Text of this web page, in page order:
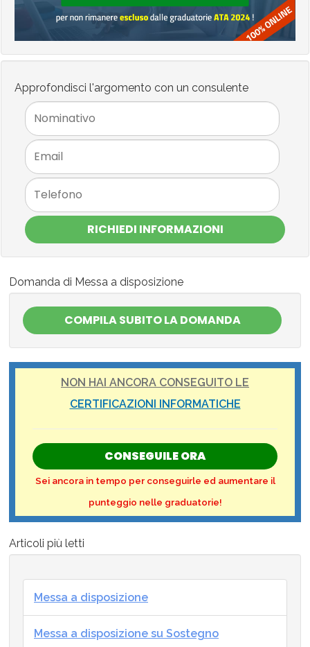
Approfondisci l'argomento con un consulente
RICHIEDI INFORMAZIONI
Domanda di Messa a disposizione
NON HAI ANCORA CONSEGUITO LE
CERTIFICAZIONI INFORMATICHE
CONSEGUILE ORA
Sei ancora in tempo per conseguirle ed aumentare il
punteggio nelle graduatorie!
Articoli più letti
Messa a disposizione
Messa a disposizione su Sostegno